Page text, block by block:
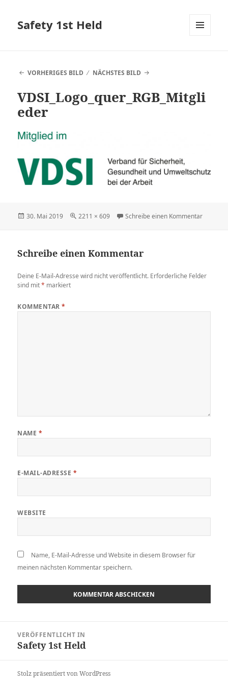
Safety 1st Held
VORHERIGES BILD
NÄCHSTES BILD
VDSI_Logo_quer_RGB_Mitgli
eder
Veröffentlicht
30. Mai 2019
Volle
2211 × 609 Schreibe einen Kommentarzu
Schreibe einen Kommentar
Deine E-Mail-Adresse wird nicht veröffentlicht. Erforderliche Felder
sind mit* markiert
KOMMENTAR*
NAME *
E-MAIL-ADRESSE *
WEBSITE
Name, E-Mail-Adresse und Website in diesem Browser für
meinen nächsten Kommentar speichern.
VERÖFFENTLICHT IN
Safety 1st Held
Stolz präsentiert von WordPress